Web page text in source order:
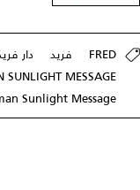
FRED فريد دار
SUNLIGHT MESSAGE
Sunlight Message